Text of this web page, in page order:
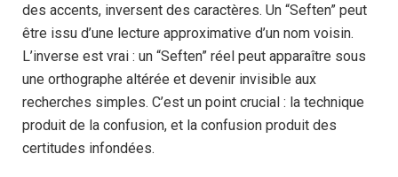
des accents, inversent des caractères. Un “Seften” peut
être issu d’une lecture approximative d’un nom voisin.
L’inverse est vrai : un “Seften” réel peut apparaître sous
une orthographe altérée et devenir invisible aux
recherches simples. C’est un point crucial : la technique
produit de la confusion, et la confusion produit des
certitudes infondées.